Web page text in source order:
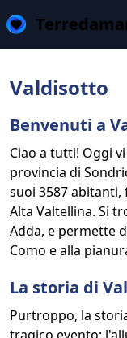
Valdisotto
Benvenuti a
Ciao a tutti! Oggi
provincia di
suoi 3587
Alta Valtellina. Si
Adda, e permette
Como e alla
La storia di
Purtroppo, la